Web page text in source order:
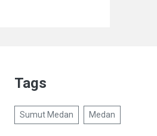
Tags
Sumut Medan Medan